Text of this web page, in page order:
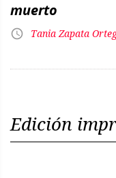
muerto
Tania Zapata
Edición